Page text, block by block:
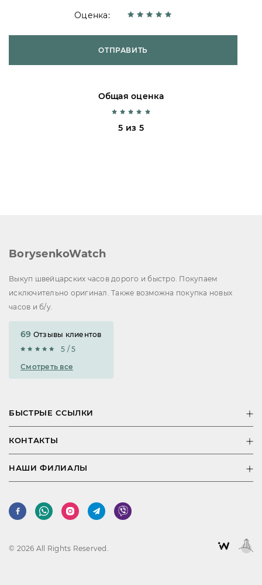
Оценка:
ОТПРАВИТЬ
Общая оценка
5 из 5
BorysenkoWatch
Выкуп швейцарских часов дорого и быстро. Покупаем
исключительно оригинал. Также возможна покупка новых
часов и б/у.
69 Отзывы клиентов
5 / 5
Смотреть все
БЫСТРЫЕ ССЫЛКИ
КОНТАКТЫ
НАШИ ФИЛИАЛЫ
© 2026 All Rights Reserved.